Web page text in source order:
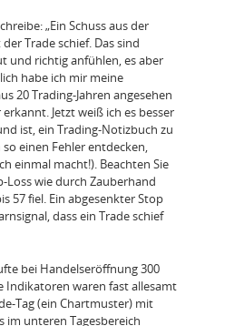
„Ein Schuss aus der
Trade schief. Das sind
und richtig anfühlen, es aber
habe ich mir meine
20 Trading-Jahren angesehen
Jetzt weiß ich es besser
ist, ein Trading-Notizbuch zu
einen Fehler entdecken,
einmal macht!). Beachten Sie
Loss wie durch Zauberhand
57 fiel. Ein abgesenkter Stop
dass ein Trade schief
bei Handelseröffnung 300
Indikatoren waren fast allesamt
Tag (ein Chartmuster) mit
im unteren Tagesbereich